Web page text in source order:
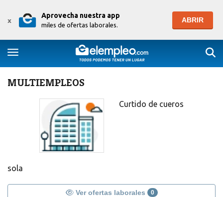
x
Aprovecha nuestra app
miles de ofertas laborales.
ABRIR
Toggle navigation
MULTIEMPLEOS
Curtido de cueros
sola
Ver ofertas laborales 0